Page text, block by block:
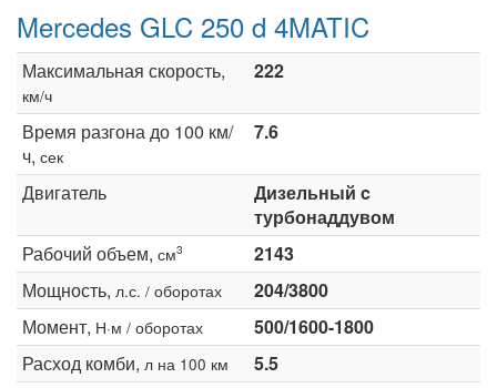
Mercedes GLC 250 d 4MATIC
Максимальная скорость,
км/ч
222
Время разгона до 100 км/
ч, сек
7.6
Двигатель
Дизельный c
турбонаддувом
Рабочий объем, см3
2143
Мощность, л.с. / оборотах
204/3800
Момент, Н·м / оборотах
500/1600-1800
Расход комби, л на 100 км
5.5